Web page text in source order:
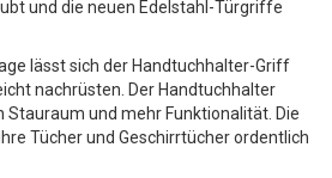
und die neuen Edelstahl-Türgriffe
lässt sich der Handtuchhalter-Griff
nachrüsten. Der Handtuchhalter
und mehr Funktionalität. Die
Tücher und Geschirrtücher ordentlich